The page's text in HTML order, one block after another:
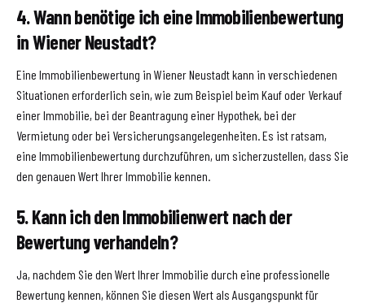
4. Wann benötige ich eine Immobilienbewertung
in Wiener Neustadt?
Eine Immobilienbewertung in Wiener Neustadt kann in verschiedenen
Situationen erforderlich sein, wie zum Beispiel beim Kauf oder Verkauf
einer Immobilie, bei der Beantragung einer Hypothek, bei der
Vermietung oder bei Versicherungsangelegenheiten. Es ist ratsam,
eine Immobilienbewertung durchzuführen, um sicherzustellen, dass Sie
den genauen Wert Ihrer Immobilie kennen.
5. Kann ich den Immobilienwert nach der
Bewertung verhandeln?
Ja, nachdem Sie den Wert Ihrer Immobilie durch eine professionelle
Bewertung kennen, können Sie diesen Wert als Ausgangspunkt für